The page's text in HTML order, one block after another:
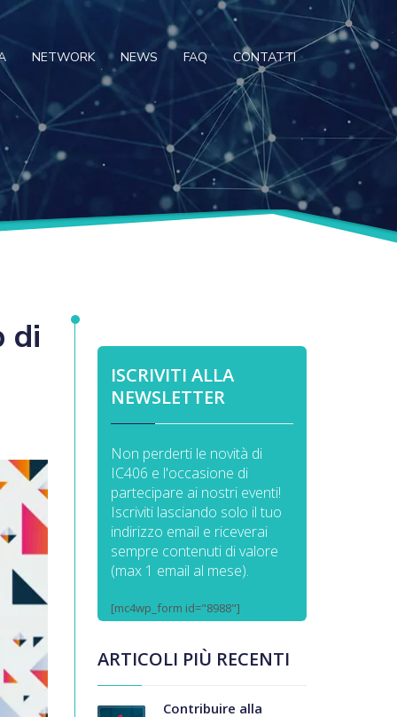
NETWORK NEWS FAQ CONTATTI
di
ISCRIVITI ALLA
NEWSLETTER
Non perderti le novità di
IC406 e l'occasione di
partecipare ai nostri eventi!
Iscriviti lasciando solo il tuo
indirizzo email e riceverai
sempre contenuti di valore
(max 1 email al mese).
[mc4wp_form id="8988"]
ARTICOLI PIÙ RECENTI
Contribuire alla